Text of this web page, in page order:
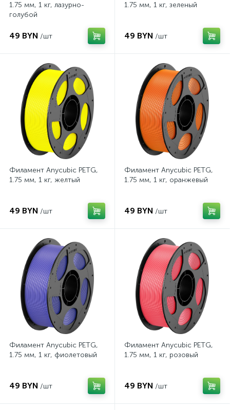
1.75 мм, 1 кг, лазурно-
голубой
49 BYN /шт
1.75 мм, 1 кг, зеленый
49 BYN /шт
Филамент Anycubic PETG,
1.75 мм, 1 кг, желтый
49 BYN /шт
Филамент Anycubic PETG,
1.75 мм, 1 кг, оранжевый
49 BYN /шт
Филамент Anycubic PETG,
1.75 мм, 1 кг, фиолетовый
49 BYN /шт
Филамент Anycubic PETG,
1.75 мм, 1 кг, розовый
49 BYN /шт